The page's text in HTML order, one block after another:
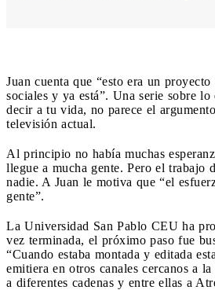
Juan cuenta que “esto era un
sociales y ya está”. Una serie sobre lo
decir a tu vida, no parece el
televisión actual.
Al principio no había muchas
llegue a mucha gente. Pero el trabajo
nadie. A Juan le motiva que “el
gente”.
La Universidad San Pablo CEU ha
vez terminada, el próximo paso fue
“Cuando estaba montada y editada
emitiera en otros canales cercanos a
a diferentes cadenas y entre ellas a